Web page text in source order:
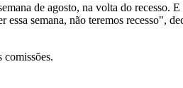
de agosto, na volta do recesso.
semana, não teremos recesso",
comissões.